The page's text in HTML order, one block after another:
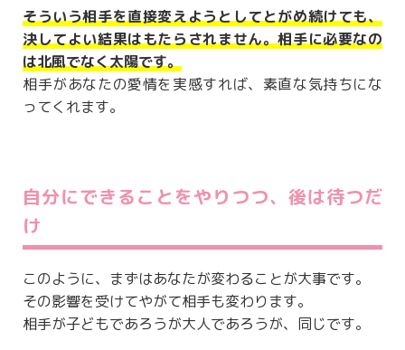
そういう相手を直接変えようとしてとがめ続けても、
決してよい結果はもたらされません。相手に必要なの
は北風でなく太陽です。
相手があなたの愛情を実感すれば、素直な気持ちにな
ってくれます。
自分にできることをやりつつ、後は待つだ
け
このように、まずはあなたが変わることが大事です。
その影響を受けてやがて相手も変わります。
相手が子どもであろうが大人であろうが、同じです。